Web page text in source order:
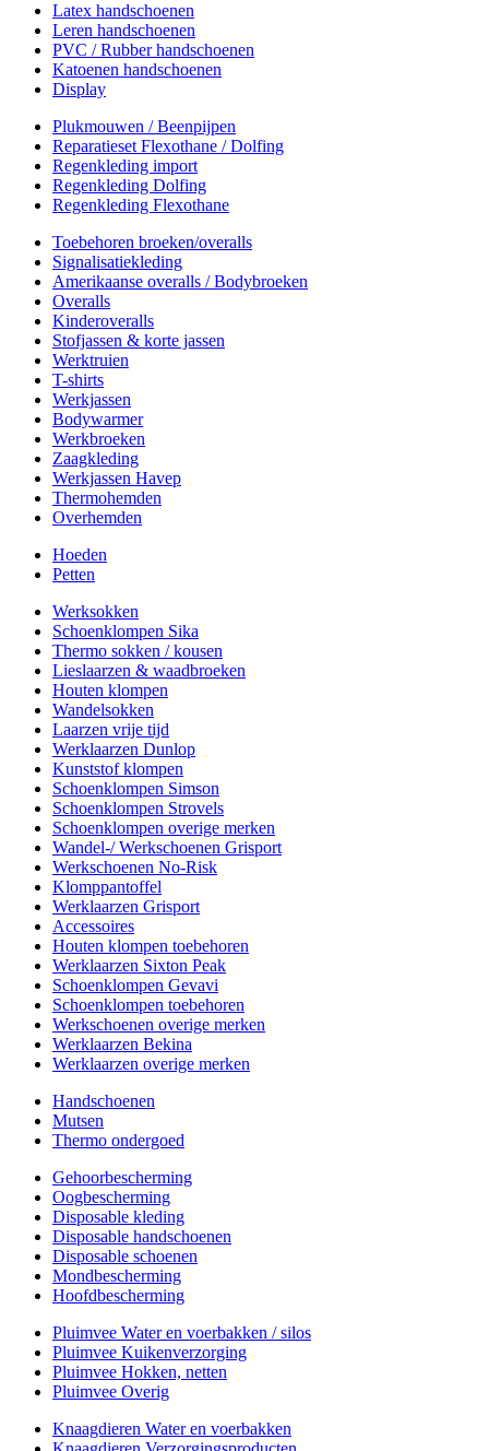
Latex handschoenen
Leren handschoenen
PVC / Rubber handschoenen
Katoenen handschoenen
Display
Plukmouwen / Beenpijpen
Reparatieset Flexothane / Dolfing
Regenkleding import
Regenkleding Dolfing
Regenkleding Flexothane
Toebehoren broeken/overalls
Signalisatiekleding
Amerikaanse overalls / Bodybroeken
Overalls
Kinderoveralls
Stofjassen & korte jassen
Werktruien
T-shirts
Werkjassen
Bodywarmer
Werkbroeken
Zaagkleding
Werkjassen Havep
Thermohemden
Overhemden
Hoeden
Petten
Werksokken
Schoenklompen Sika
Thermo sokken / kousen
Lieslaarzen & waadbroeken
Houten klompen
Wandelsokken
Laarzen vrije tijd
Werklaarzen Dunlop
Kunststof klompen
Schoenklompen Simson
Schoenklompen Strovels
Schoenklompen overige merken
Wandel-/ Werkschoenen Grisport
Werkschoenen No-Risk
Klomppantoffel
Werklaarzen Grisport
Accessoires
Houten klompen toebehoren
Werklaarzen Sixton Peak
Schoenklompen Gevavi
Schoenklompen toebehoren
Werkschoenen overige merken
Werklaarzen Bekina
Werklaarzen overige merken
Handschoenen
Mutsen
Thermo ondergoed
Gehoorbescherming
Oogbescherming
Disposable kleding
Disposable handschoenen
Disposable schoenen
Mondbescherming
Hoofdbescherming
Pluimvee Water en voerbakken / silos
Pluimvee Kuikenverzorging
Pluimvee Hokken, netten
Pluimvee Overig
Knaagdieren Water en voerbakken